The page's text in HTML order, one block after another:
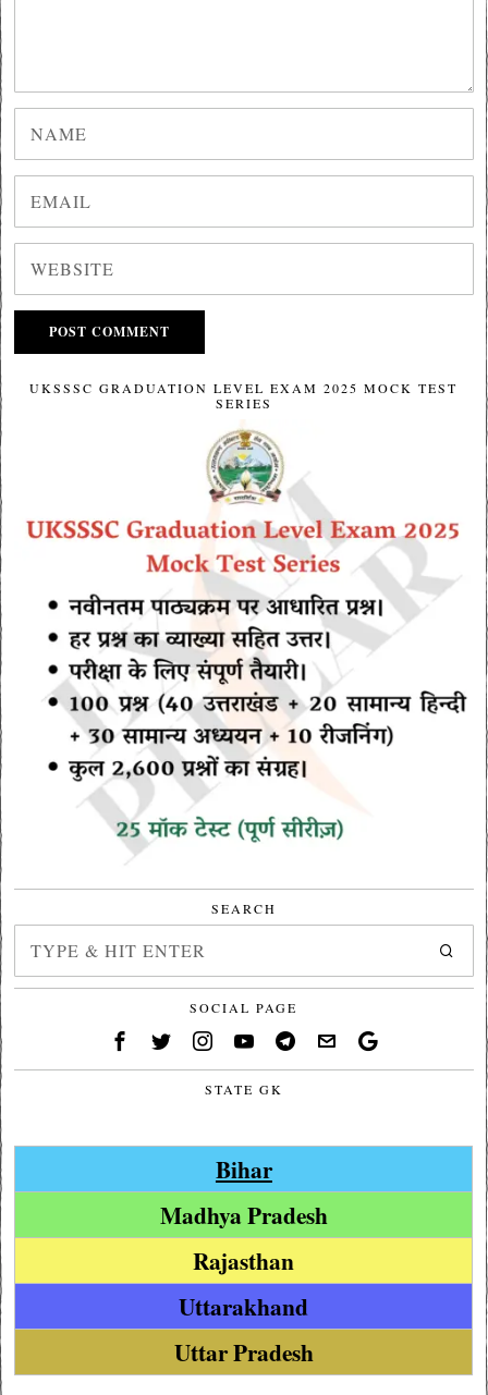
UKSSSC GRADUATION LEVEL EXAM 2025 MOCK TEST
SERIES
SEARCH
SOCIAL PAGE
STATE GK
Bihar
Madhya Pradesh
Rajasthan
Uttarakhand
Uttar Pradesh